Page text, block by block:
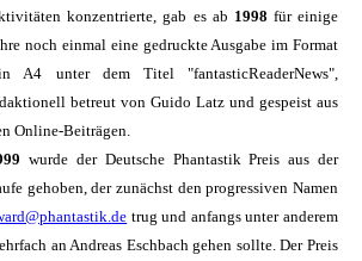
konzentrierte, gab es ab 1998 für einige
noch einmal eine gedruckte Ausgabe im Format
A4 unter dem Titel "fantasticReaderNews",
betreut von Guido Latz und gespeist aus
Online-Beiträgen.
wurde der Deutsche Phantastik Preis aus der
gehoben, der zunächst den progressiven Namen
trug und anfangs unter anderem
an Andreas Eschbach gehen sollte. Der Preis